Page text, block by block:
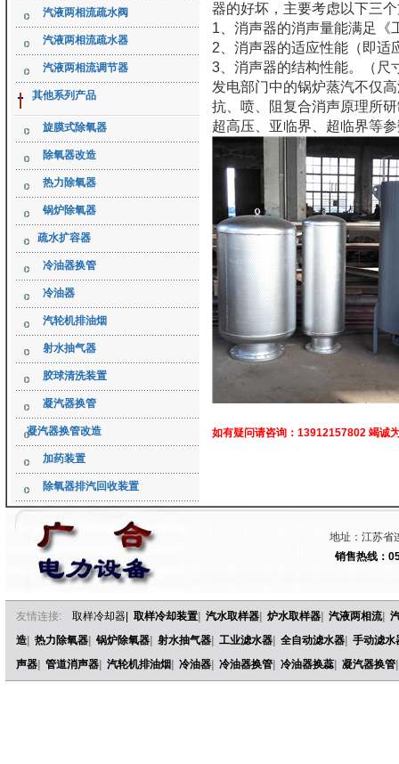
汽液两相流疏水阀
汽液两相流疏水器
汽液两相流调节器
其他系列产品
旋膜式除氧器
除氧器改造
热力除氧器
锅炉除氧器
疏水扩容器
冷油器换管
冷油器
汽轮机排油烟
射水抽气器
胶球清洗装置
凝汽器换管
凝汽器换管改造
加药装置
除氧器排汽回收装置
器的好坏，主要考虑以下三
1、消声器的消声量能满足《
2、消声器的适应性能（即适
3、消声器的结构性能。（尺
发电部门中的锅炉蒸汽不仅
抗、喷、阻复合消声原理所
超高压、亚临界、超临界等
如有疑问请咨询：13912157802 竭诚
地址：江苏省
销售热线：
友情连接: 取样冷却器 取样冷却装置 汽水取样器 炉水取样器 汽液两相流|
造
热力除氧器 锅炉除氧器 射水抽气器 工业滤水器 全自动滤水器
手动滤水
声器
管道消声器 汽轮机排油烟 冷油器 冷油器换管 冷油器换蕊 凝汽器换管